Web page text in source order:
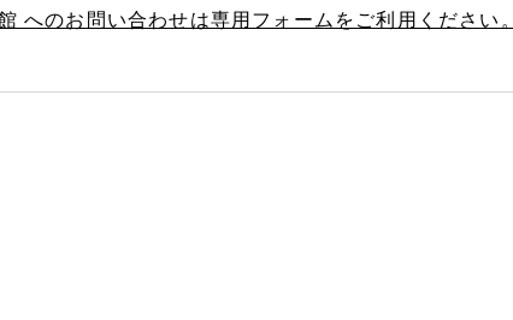
へのお問い合わせは専用フォームをご利用ください。